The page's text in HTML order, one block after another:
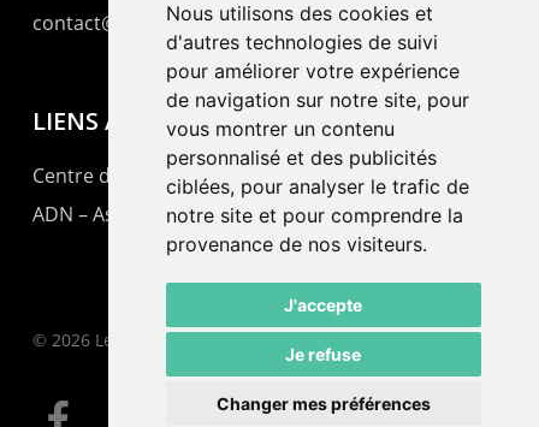
Nous utilisons des cookies et
d'autres technologies de suivi
pour améliorer votre expérience
de navigation sur notre site, pour
vous montrer un contenu
personnalisé et des publicités
ciblées, pour analyser le trafic de
notre site et pour comprendre la
provenance de nos visiteurs.
J'accepte
Je refuse
Changer mes préférences
contact@lepommier.ch
LIENS AMIS
Centre de culture ABC
ADN – Association Danse Neuchâtel
© 2026 Le Pommier.
facebook email